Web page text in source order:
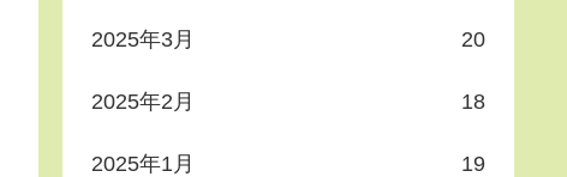
2025年3月 20
2025年2月 18
2025年1月 19